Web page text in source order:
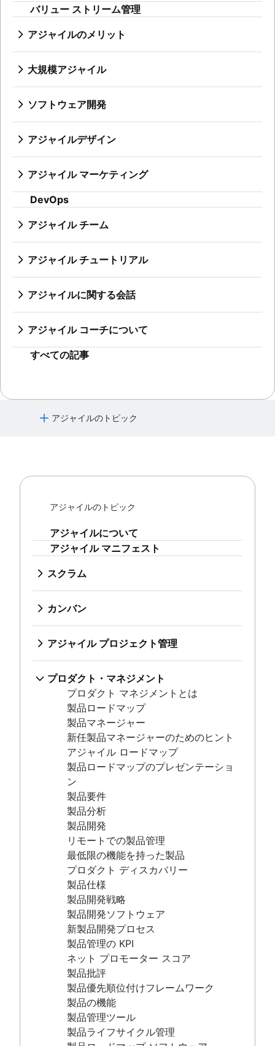
プロジェクト ステータス レポート
プロジェクト ロードマップ
プロジェクトのスケジュール
課題追跡ソフトウェア
テクノロジー ロードマップ
プロジェクト スケジューリング ソフトウェア
バックログ管理ツール
ワークフロー管理
ワークフロー事例
プロジェクト ロードマップを作成する方法
スプリント デモ
タスクの自動化
製品バックログとスプリント バックログの比較
ワークフロー管理ツール
タスク管理ダッシュボード
スプリント期間
フィボナッチ数列でのストーリー ポイント
製品管理とプロジェクト管理
締め切り管理
継続的改善のプロセス
Adaptive project management
バリュー ストリーム管理
アジャイルのメリット
アジャイルのメリット
ビジネス戦略から開発まで
アジャイル推進
大規模アジャイル
大規模アジャイルとは
アジャイル ポートフォリオの管理
リーン ポートフォリオ管理
長期的なアジャイル計画
Scaled Agile Framework
アジャイル Spotify モデル
アジャイルな鉄のトライアングル
改善のカタ
大規模アジャイル上級編
ソフトウェア開発
ソフトウェア開発とは
ソフトウェア開発者
開発マネージャーとスクラム マスター
ブランチ戦略
Git でブランチを作成
コード レビュー
ソフトウェア リリース
アジャイル テスト
インシデント対応
継続的インテグレーション
ソフトウェア開発ライフ サイクル
バグのトリアージ
Adaptive software development
アジャイルデザイン
アジャイル デザインとは
デザイン プロセス
協同で行うデザイン作業
Design sprint
アジャイル マーケティング
アジャイル マーケティングとは
マーケティング プロジェクト マネージャー
アジャイル マーケティング チーム
AI によるマーケティングの自動化
DevOps
アジャイル チーム
アジャイル チームとは
リモート チーム
Agilent のアジャイル ジャーニー
Jira Advanced Roadmaps
Twitter による Jira の使用方法
アジャイル チュートリアル
Jira チュートリアル
Jira と Confluence を使用したスプリントの改
Jira を使用した高度なスクラム
Jira を使用したカンバン
Jira のエピック
Jira での課題
アジャイルに関する会話
Jira を使用したアジャイルな会話
マーケティングのアジリティ
大きく考えて、小さく作業
アジャイル コーチについて
アジャイル コーチ チーム
すべての記事
アジャイルのトピック
スクラム
スプリント
スプリント計画
アジャイル セレモニー
製品バックログ
スプリント レビュー
スタンドアップ
スクラム マスター
アジャイルなふりかえり
スクラムの役割
スクラム・オブ・スクラムズ
アジャイル スクラム アーティファクト
スクラム指標
Jira と Confluence でのスクラム
アジャイル vs. スクラム
バックログ・リファインメント
スクラム マスターとプロジェクト マネージャー
カンバンとは
カンバン ボード
カンバン vs スクラム
カンプラン
カンバン カード
アジャイル プロジェクト管理
アジャイル・プロジェクト管理とは
AI ワークフロー自動化
エピック、ストーリー、イニシアチブ
アジャイル エピック
ユーザーストーリー
ストーリーポイントと見積もり
タスク管理ツール
アジャイル指標
ガント チャート
無料のプロジェクト管理ソフトウェア
プログラム マネージャーとプロジェクト マネージャ
プロジェクト ベースライン
継続的改善
リーンの原則：DevOps 効率の向上
スクラムの柱
スクラム ボード
ウォーターフォール手法
スクラムにおけるベロシティ
準備完了の定義
リーンとアジャイルの比較
スクラムバン
リーン方式
スプリント バックログ
バーンアップ チャート
カンバンの原則
カンバンのメトリック
プログラム マネージャーとプロジェクト マネージャ
ガント チャートのサンプル
「完了」の定義
プロダクト・マネジメント
プロダクト マネジメントとは
新任製品マネージャーのためのヒント
アジャイル ロードマップ
製品ロードマップのプレゼンテーション
製品要件
製品分析
製品開発
リモートでの製品管理
最低限の機能を持った製品
プロダクト ディスカバリー
製品仕様
製品開発戦略
製品開発ソフトウェア
新製品開発プロセス
製品管理の KPI
ネット プロモーター スコア
製品批評
製品優先順位付けフレームワーク
製品の機能
製品管理ツール
製品ライフサイクル管理
製品ロードマップ ソフトウェア
製品発売チェックリスト
製品戦略
プロダクト エンジニアリング
製品オペレーション
製品ポートフォリオ管理
AI による製品管
アジャイルのトピック
アジャイルについて
アジャイル マニフェスト
スクラム
スクラムとは？
スプリント
製品バックログ
スプリント レビュー
スタンドアップ
スクラム マスター
アジャイルなふりかえり
分散型スクラム
スクラムの役割
スクラム・オブ・スクラムズ
アジャイル スクラム アーティファクト
スクラム指標
Jira と Confluence でのスクラム
アジャイル vs. スクラム
バックログ・リファインメント
スクラム マスターとプロジェクト マネ
ージャー
カンバン
カンバンとは
カンバン ボード
カンプラン
カンバン カード
アジャイル プロジェクト管理
アジャイル・プロジェクト管理とは
アジャイル手法とウォーターフォール
手法の比較
アジャイルワークフロー
AI ワークフロー自動化
エピック、ストーリー、イニシアチブ
アジャイル エピック
ユーザーストーリー
ストーリーポイントと見積もり
タスク管理ツール
アジャイル指標
ガント チャート
無料のプロジェクト管理ソフトウェア
プログラム マネージャーとプロジェク
ト マネージャー
プロジェクト ベースライン
継続的改善
リーンの原則：DevOps 効率の向上
スクラムの柱
スクラム ボード
ウォーターフォール手法
スクラムにおけるベロシティ
準備完了の定義
リーンとアジャイルの比較
スクラムバン
リーン方式
スプリント バックログ
プロダクト・マネジメント
プロダクト マネジメントとは
製品ロードマップ
製品マネージャー
新任製品マネージャーのためのヒント
アジャイル ロードマップ
製品ロードマップのプレゼンテーショ
ン
製品要件
製品分析
製品開発
リモートでの製品管理
最低限の機能を持った製品
プロダクト ディスカバリー
製品仕様
製品開発戦略
製品開発ソフトウェア
新製品開発プロセス
製品管理の KPI
ネット プロモーター スコア
製品批評
製品優先順位付けフレームワーク
製品の機能
製品管理ツール
製品ライフサイクル管理